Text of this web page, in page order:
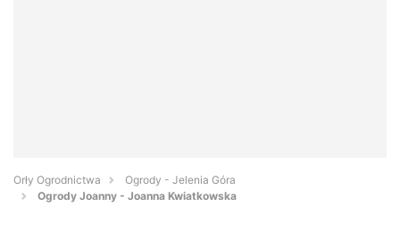
Orły Ogrodnictwa
Ogrody - Jelenia Góra
Ogrody Joanny - Joanna Kwiatkowska